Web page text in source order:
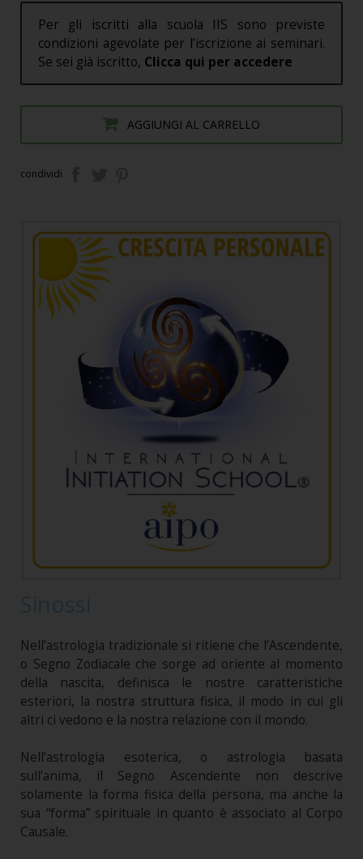
Per gli iscritti alla scuola IIS sono previste
condizioni agevolate per l’iscrizione ai seminari.
Se sei già iscritto, Clicca qui per accedere
AGGIUNGI AL CARRELLO
condividi
Nell’astrologia tradizionale si ritiene che l’Ascendente,
o Segno Zodiacale che sorge ad oriente al momento
della nascita, definisca le nostre caratteristiche
esteriori, la nostra struttura fisica, il modo in cui gli
altri ci vedono e la nostra relazione con il mondo.
Nell’astrologia esoterica, o astrologia basata
sull’anima, il Segno Ascendente non descrive
solamente la forma fisica della persona, ma anche la
sua “forma” spirituale in quanto è associato al Corpo
Causale.